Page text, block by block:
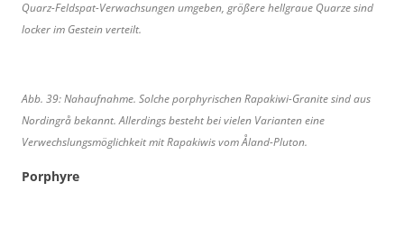
Quarz-Feldspat-Verwachsungen umgeben, größere hellgraue Quarze sind
locker im Gestein verteilt.
Abb. 39: Nahaufnahme. Solche porphyrischen Rapakiwi-Granite sind aus
Nordingrå bekannt. Allerdings besteht bei vielen Varianten eine
Verwechslungsmöglichkeit mit Rapakiwis vom Åland-Pluton.
Porphyre